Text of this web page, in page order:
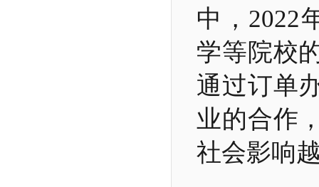
中，2022
学等院校
通过订单
业的合作
社会影响